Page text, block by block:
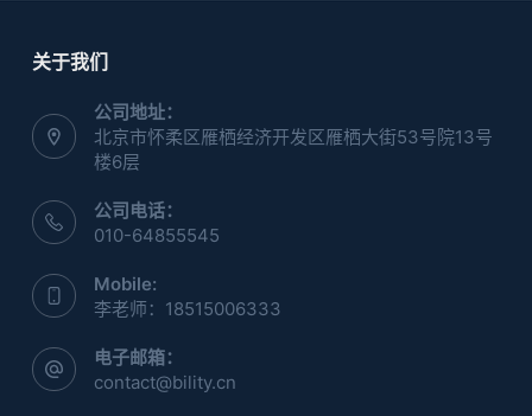
关于我们
公司地址：
北京市怀柔区雁栖经济开发区雁栖大街53号院13号
楼6层
公司电话：
010-64855545
Mobile:
李老师：18515006333
电子邮箱：
contact@bility.cn